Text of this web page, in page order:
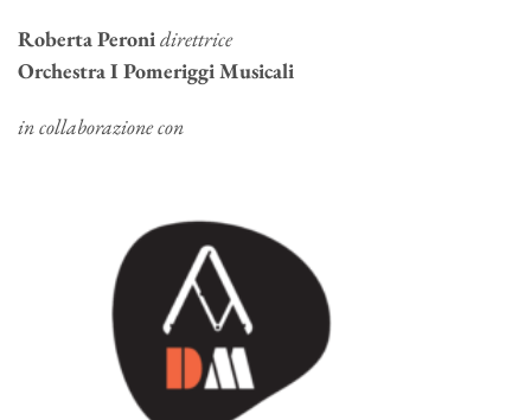
Roberta Peronidirettrice
Orchestra I Pomeriggi Musicali
in collaborazione con